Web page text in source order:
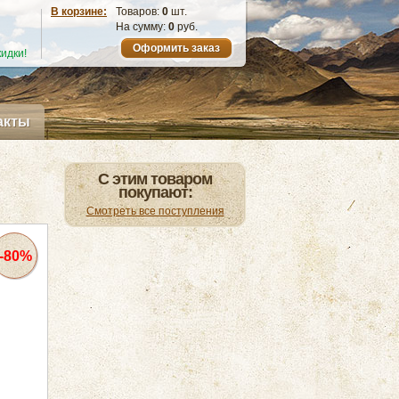
В корзине: Товаров: 0 шт.
На сумму: 0 руб.
Оформить заказ
80%
С этим товаром
покупают:
Смотреть все поступления